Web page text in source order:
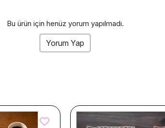
Bu ürün için henüz yorum yapılmadı.
Yorum Yap